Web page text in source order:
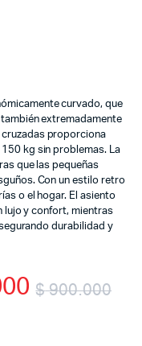
curvado, que
extremadamente
proporciona
kg sin problemas. La
que las pequeñas
Con un estilo retro
o el hogar. El asiento
lujo y confort, mientras
durabilidad y
$900.000